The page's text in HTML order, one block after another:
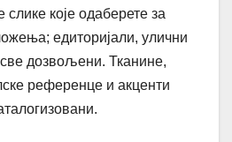
слике које одаберете за
едиторијали, улични
дозвољени. Тканине,
референце и акценти